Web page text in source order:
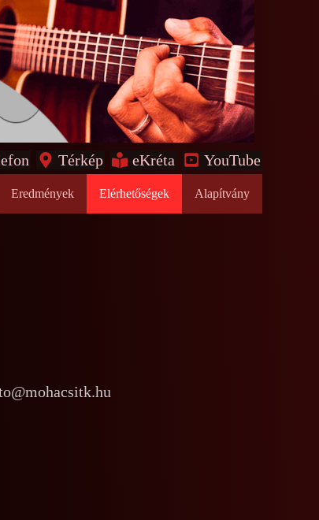
Térkép eKréta YouTube
Eredmények Elérhetőségek Alapítvány